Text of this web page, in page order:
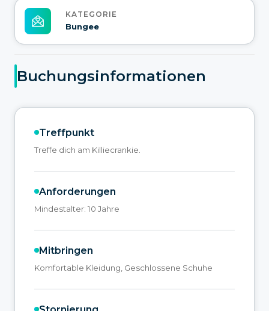
KATEGORIE
Bungee
Buchungsinformationen
Treffpunkt
Treffe dich am Killiecrankie.
Anforderungen
Mindestalter: 10 Jahre
Mitbringen
Komfortable Kleidung, Geschlossene Schuhe